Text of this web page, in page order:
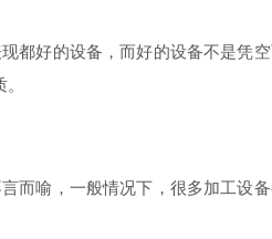
都好的设备，而好的设备不是凭
而喻，一般情况下，很多加工设